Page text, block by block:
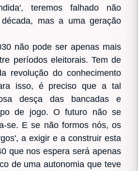
teremos falhado não
mas a uma geração
não pode ser apenas mais
períodos eleitorais. Tem de
revolução do conhecimento
isso, é preciso que a tal
desça das bancadas e
de jogo. O futuro não se
se. E se não formos nós, os
a exigir e a construir esta
que nos espera será apenas
de uma autonomia que teve